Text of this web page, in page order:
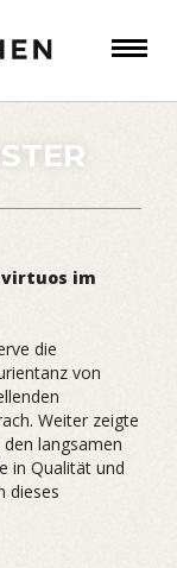
im
die
von
Weiter zeigte
langsamen
in Qualität und
dieses